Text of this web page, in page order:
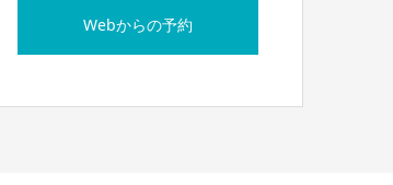
Webからの予約